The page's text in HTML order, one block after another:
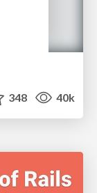
348 40k